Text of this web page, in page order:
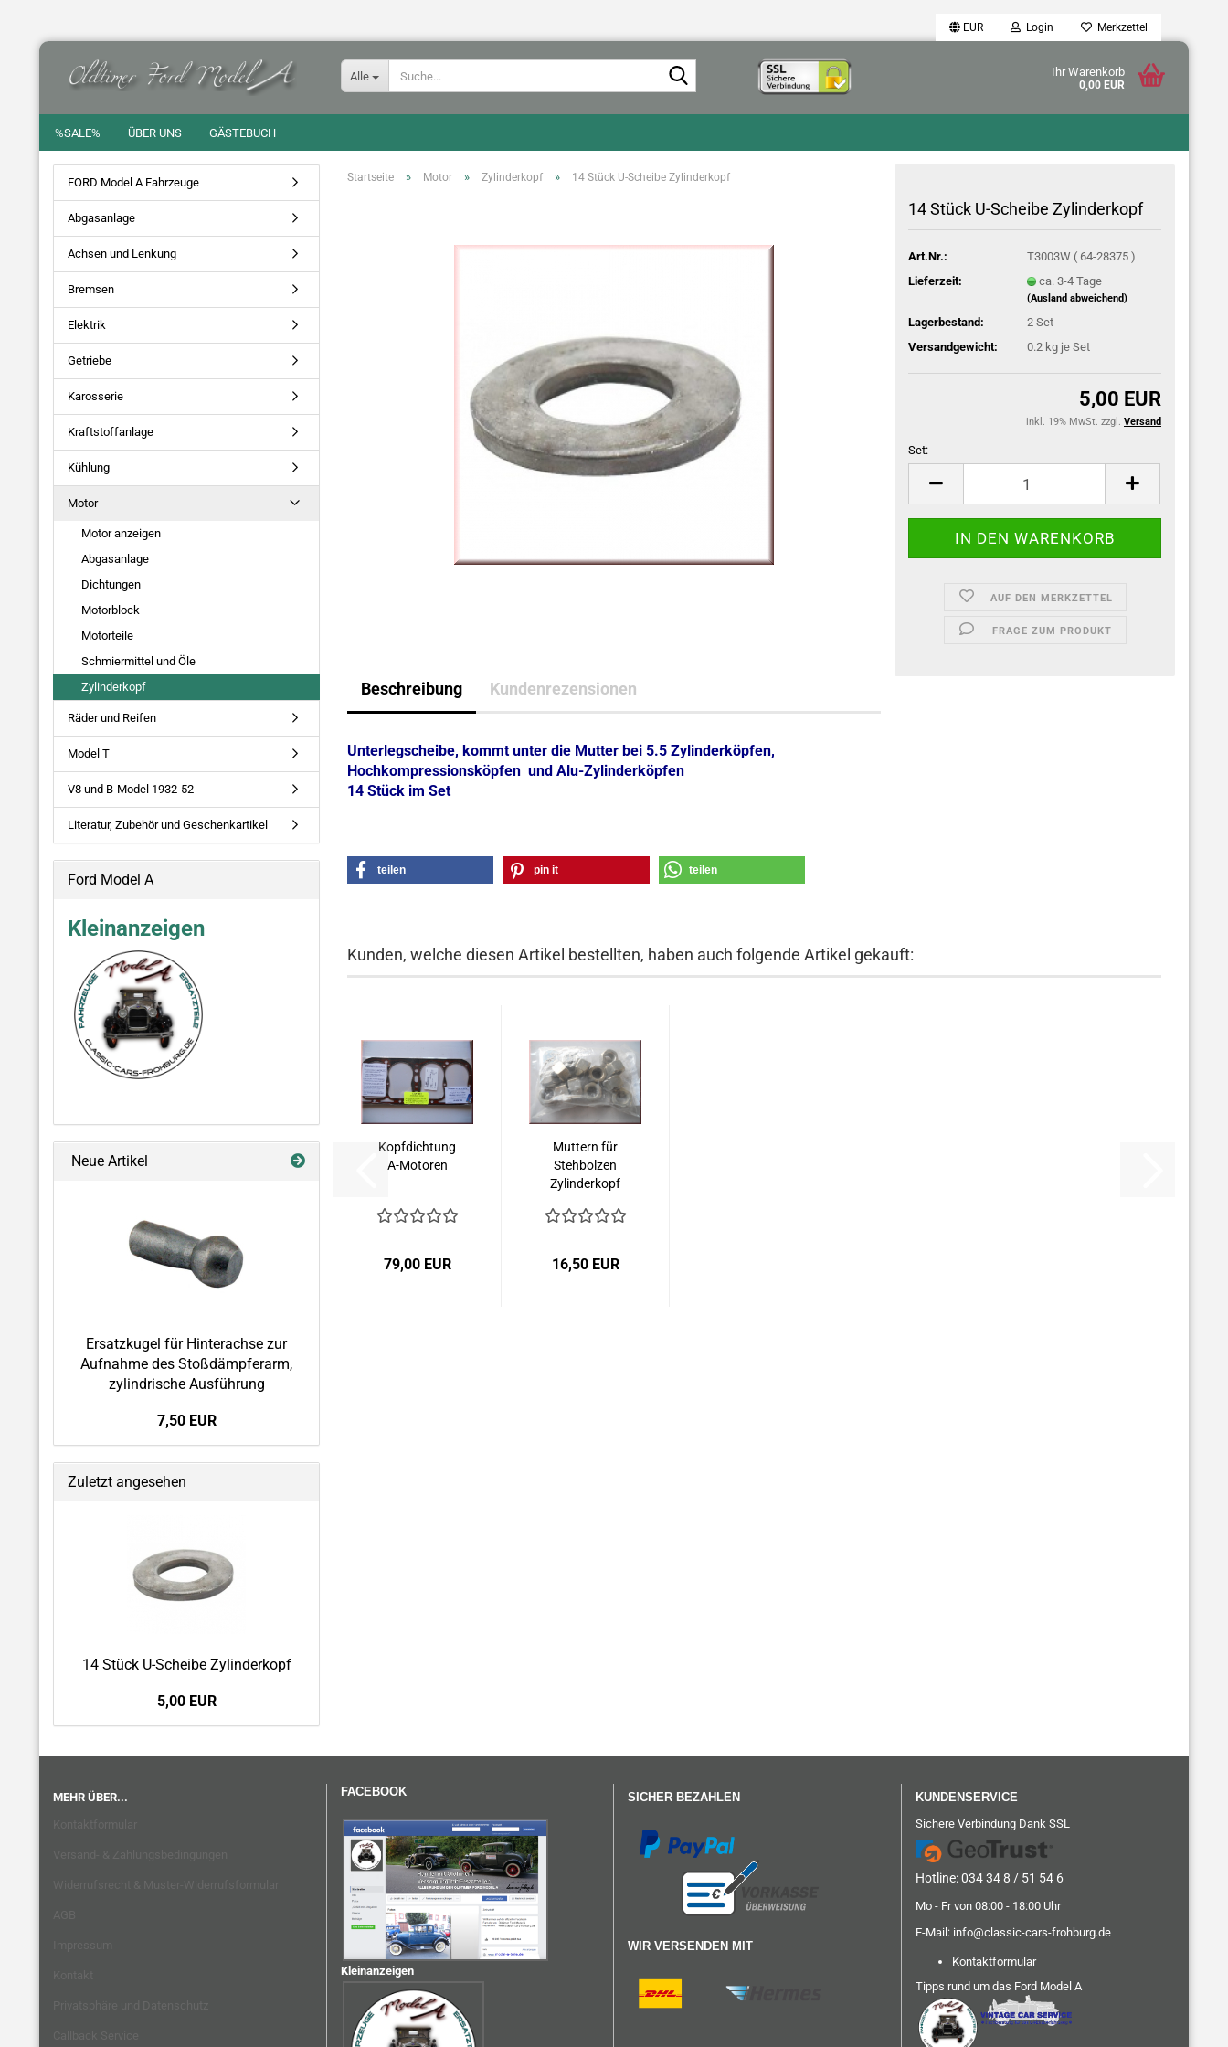
EUR Login Merkzettel
Alle Ihr Warenkorb
0,00 EUR
%SALE% ÜBER UNS GÄSTEBUCH
Startseite » Motor » Zylinderkopf » 14 Stück U-Scheibe Zylinderkopf
14 Stück U-Scheibe Zylinderkopf
Art.Nr.:
T3003W ( 64-28375 )
Lieferzeit:
ca. 3-4 Tage
(Ausland abweichend)
Lagerbestand: 2Set
Versandgewicht:
0.2 kg je Set
5,00 EUR
inkl. 19% MwSt. zzgl. Versand
Set:
AUF DEN MERKZETTEL
FRAGE ZUM PRODUKT
Beschreibung Kundenrezensionen
Unterlegscheibe, kommt unter die Mutter bei 5.5 Zylinderköpfen,
Hochkompressionsköpfen und Alu-Zylinderköpfen
14 Stück im Set
teilen pin it teilen
Kunden, welche diesen Artikel bestellten, haben auch folgende Artikel gekauft:
Kopfdichtung
A-Motoren
79,00 EUR
Muttern für
Stehbolzen
Zylinderkopf
16,50 EUR
FORD Model A Fahrzeuge
Abgasanlage
Achsen und Lenkung
Bremsen
Elektrik
Getriebe
Karosserie
Kraftstoffanlage
Kühlung
Motor
Motor anzeigen
Abgasanlage
Dichtungen
Motorblock
Motorteile
Schmiermittel und Öle
Zylinderkopf
Räder und Reifen
Model T
V8 und B-Model 1932-52
Literatur, Zubehör und Geschenkartikel
Ford Model A
Kleinanzeigen
Neue Artikel
Ersatzkugel für Hinterachse zur
Aufnahme des Stoßdämpferarm,
zylindrische Ausführung
7,50 EUR
Zuletzt angesehen
14 Stück U-Scheibe Zylinderkopf
5,00 EUR
MEHR ÜBER...
FACEBOOK
Kleinanzeigen
SICHER BEZAHLEN
WIR VERSENDEN MIT
KUNDENSERVICE
Sichere Verbindung Dank SSL
Hotline: 034 34 8 / 51 54 6
Mo - Fr von 08:00 - 18:00 Uhr
E-Mail: info@classic-cars-frohburg.de
Kontaktformular
Tipps rund um das Ford Model A